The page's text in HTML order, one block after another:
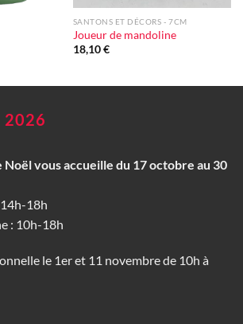
SANTONS ET DÉCORS - 7CM
Joueur de mandoline
18,10€
2026
Noël vous accueille du 17 octobre au 30
18h
: 10h-18h
le 1er et 11 novembre de 10h à